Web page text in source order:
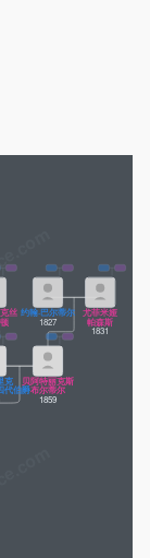
克
代伯爵
贝阿特丽克斯
布尔蒂尔
1859
丝 约翰·巴尔蒂尔
1827
尤菲米娅
帕森斯
1831